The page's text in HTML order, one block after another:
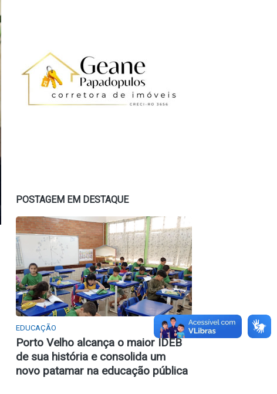
POSTAGEM EM DESTAQUE
EDUCAÇÃO
Porto Velho alcança o maior IDEB
de sua história e consolida um
novo patamar na educação pública